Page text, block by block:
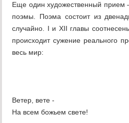
Еще один художественный прием
поэмы. Поэма состоит из
случайно. I и XII главы
происходит сужение реального
весь мир:
Ветер, вете -
На всем божьем свете!